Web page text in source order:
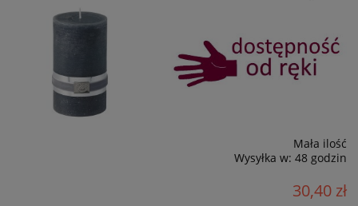
Mała ilość
Wysyłka w: 48 godzin
30,40 zł